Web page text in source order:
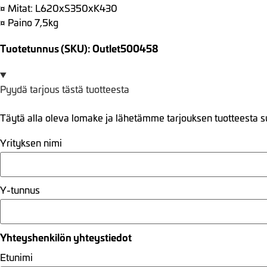
¤ Mitat: L620xS350xK430
¤ Paino 7,5kg
Tuotetunnus (SKU): Outlet500458
Pyydä tarjous tästä tuotteesta
Täytä alla oleva lomake ja lähetämme tarjouksen tuotteesta
Yrityksen nimi
Y-tunnus
Yhteyshenkilön yhteystiedot
Etunimi